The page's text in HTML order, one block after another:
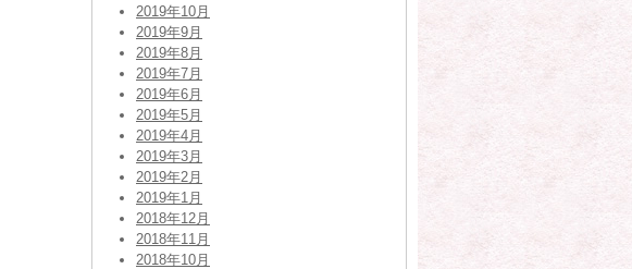
2019年10月
2019年9月
2019年8月
2019年7月
2019年6月
2019年5月
2019年4月
2019年3月
2019年2月
2019年1月
2018年12月
2018年11月
2018年10月